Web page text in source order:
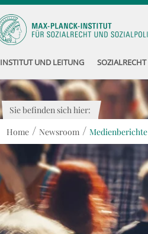
INSTITUT UND LEITUNG SOZIALRECHT
Sie befinden sich hier:
Home / Newsroom / Medienberichte